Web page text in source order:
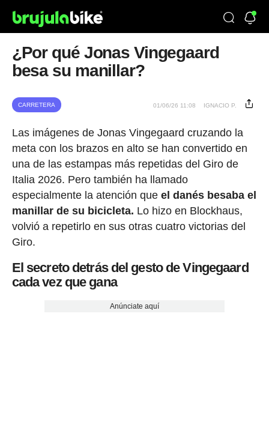
¿Por qué Jonas Vingegaard
besa su manillar?
CARRETERA 01/06/26 11:08 IGNACIO P.
Las imágenes de Jonas Vingegaard cruzando la
meta con los brazos en alto se han convertido en
una de las estampas más repetidas del Giro de
Italia 2026. Pero también ha llamado
especialmente la atención que el danés besaba el
manillar de su bicicleta. Lo hizo en Blockhaus,
volvió a repetirlo en sus otras cuatro victorias del
Giro.
El secreto detrás del gesto de Vingegaard
cada vez que gana
Anúnciate aquí